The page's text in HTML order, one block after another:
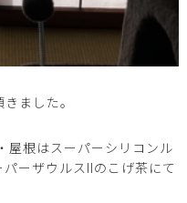
ました。
屋根はスーパーシリコンル
ーザウルスIIのこげ茶にて